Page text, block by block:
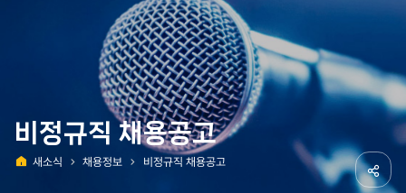
열기
비정규직 채용공고
새소식 채용정보 비정규직 채용공고